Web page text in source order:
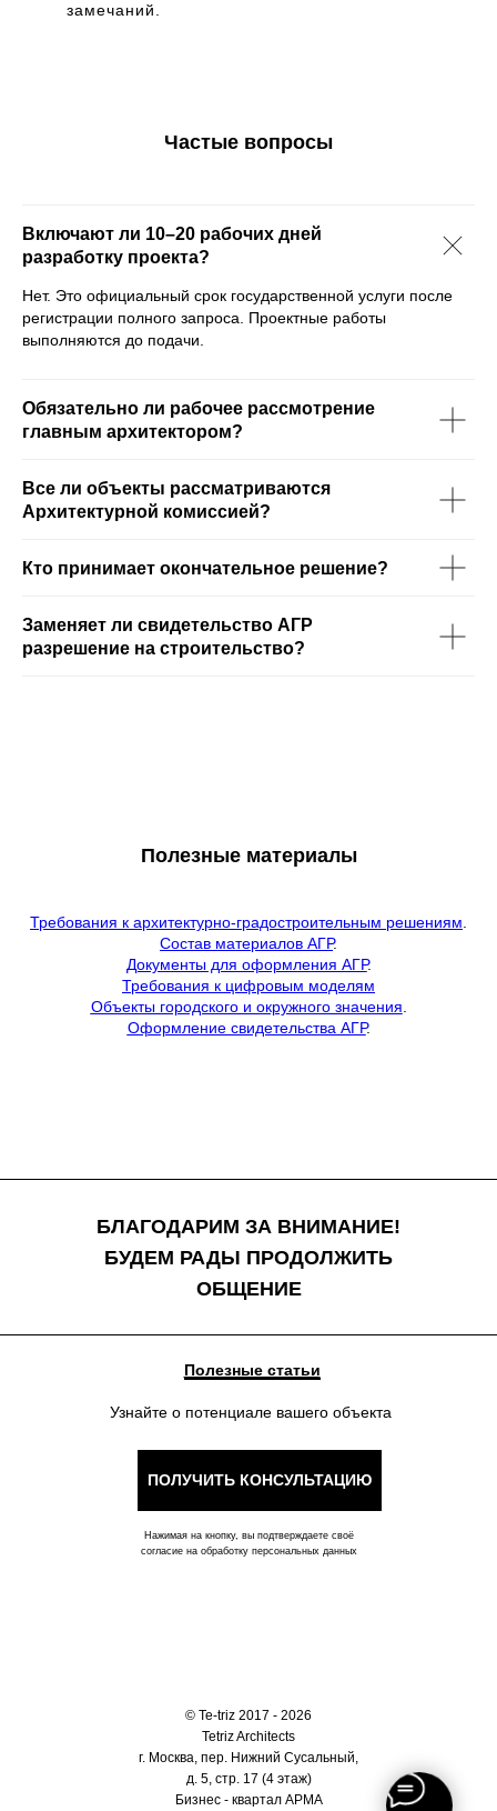
замечаний.
Частые вопросы
Включают ли 10–20 рабочих дней
разработку проекта?
Нет. Это официальный срок государственной услуги после
регистрации полного запроса. Проектные работы
выполняются до подачи.
Обязательно ли рабочее рассмотрение
главным архитектором?
Все ли объекты рассматриваются
Архитектурной комиссией?
Кто принимает окончательное решение?
Заменяет ли свидетельство АГР
разрешение на строительство?
Полезные материалы
Требования к архитектурно-градостроительным решениям
Состав материалов АГР.
Документы для оформления АГР.
Требования к цифровым моделям
Объекты городского и окружного значения
Оформление свидетельства АГР.
БЛАГОДАРИМ ЗА ВНИМАНИЕ!
БУДЕМ РАДЫ ПРОДОЛЖИТЬ
ОБЩЕНИЕ
Узнайте о потенциале вашего объекта
ПОЛУЧИТЬ КОНСУЛЬТАЦИЮ
Нажимая на кнопку, вы подтверждаете своё
согласие на обработку персональных данных
Полезные статьи
© Te-triz 2017 - 2026
Tetriz Architects
г. Москва, пер. Нижний Сусальный,
д. 5, стр. 17 (4 этаж)
Бизнес - квартал АРМА